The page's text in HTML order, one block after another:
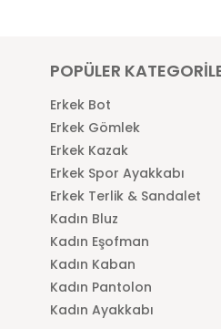
POPÜLER
Erkek Bot
Erkek Gömlek
Erkek Kazak
Erkek Spor Ayakkabı
Erkek Terlik & Sandalet
Kadın Bluz
Kadın Eşofman
Kadın Kaban
Kadın Pantolon
Kadın Ayakkabı